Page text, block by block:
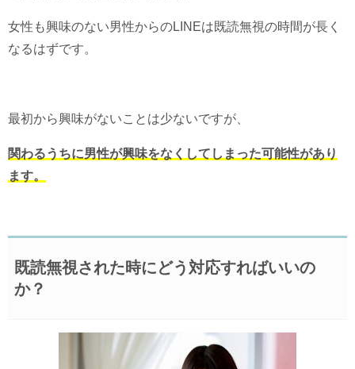
女性も興味のない男性からのLINEは既読無視の時間が長く
なるはずです。
最初から興味がないことは少ないですが、
関わるうちに男性が興味をなくしてしまった可能性があり
ます。
既読無視された時にどう対応すればいいの
か？